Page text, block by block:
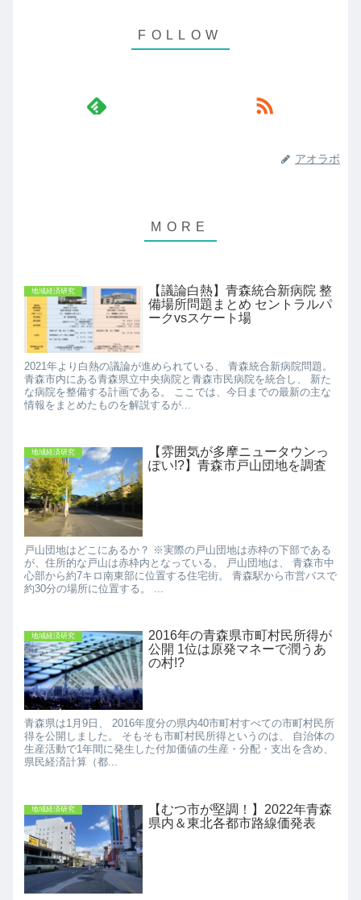
アオラボ
地域経済研究
【議論白熱】青森統合新病院 整
備場所問題まとめ セントラルパ
ークvsスケート場
2021年より白熱の議論が進められている、 青森統合新病院問題。
青森市内にある青森県立中央病院と青森市民病院を統合し、 新た
な病院を整備する計画である。 ここでは、今日までの最新の主な
情報をまとめたものを解説するが...
地域経済研究
【雰囲気が多摩ニュータウンっ
ぽい!?】青森市戸山団地を調査
戸山団地はどこにあるか？ ※実際の戸山団地は赤枠の下部である
が、住所的な戸山は赤枠内となっている。 戸山団地は、 青森市中
心部から約7キロ南東部に位置する住宅街。 青森駅から市営バスで
約30分の場所に位置する。 ...
地域経済研究
2016年の青森県市町村民所得が
公開 1位は原発マネーで潤うあ
の村!?
青森県は1月9日、 2016年度分の県内40市町村すべての市町村民所
得を公開しました。 そもそも市町村民所得というのは、 自治体の
生産活動で1年間に発生した付加価値の生産・分配・支出を含め、
県民経済計算（都...
地域経済研究
【むつ市が堅調！】2022年青森
県内＆東北各都市路線価発表